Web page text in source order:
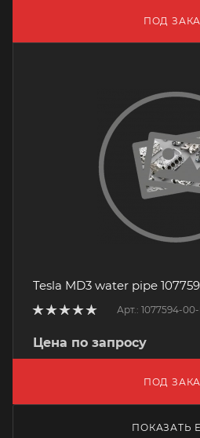
ПОД
Tesla MD3 water pipe
Арт.: 1077594-
Цена по запросу
ПОД
ПОКАЗАТЬ